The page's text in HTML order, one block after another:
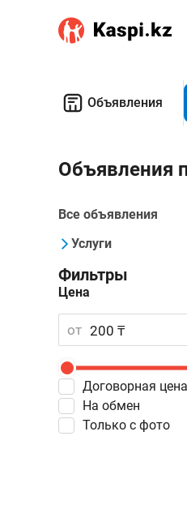
Объявления
Объявления
Все объявления
Услуги
Фильтры
Цена
от
Договорная цена
На обмен
Только с фото